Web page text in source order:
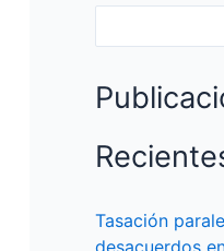
Tasación